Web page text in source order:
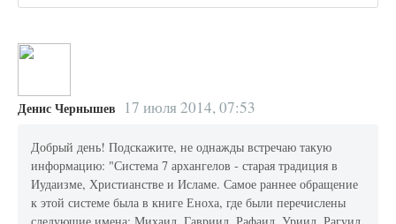
Денис Чернышев 17 июля 2014, 07:53
Добрый день! Подскажите, не однажды встречаю такую
информацию: "Система 7 архангелов - старая традиция в
Иудаизме, Христианстве и Исламе. Самое раннее обращение
к этой системе была в книге Еноха, где были перечислены